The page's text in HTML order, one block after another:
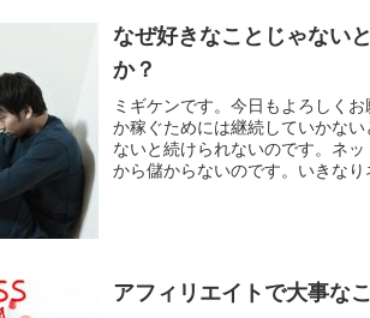
なぜ好きなことじゃない
か？
ミギケンです。今日もよろしく
か稼ぐためには継続していかな
ないと続けられないのです。ネ
から儲からないのです。いきなり
アフィリエイトで大事な